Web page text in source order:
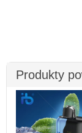
Produkty